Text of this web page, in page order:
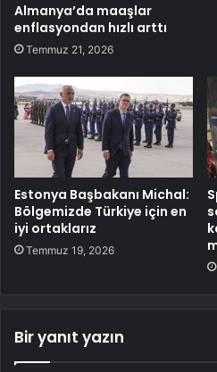
Almanya’da maaşlar
enflasyondan hızlı arttı
Temmuz 21, 2026
Estonya Başbakanı Michal:
Bölgemizde Türkiye için en
iyi ortaklarız
Temmuz 19, 2026
Bir yanıt yazın